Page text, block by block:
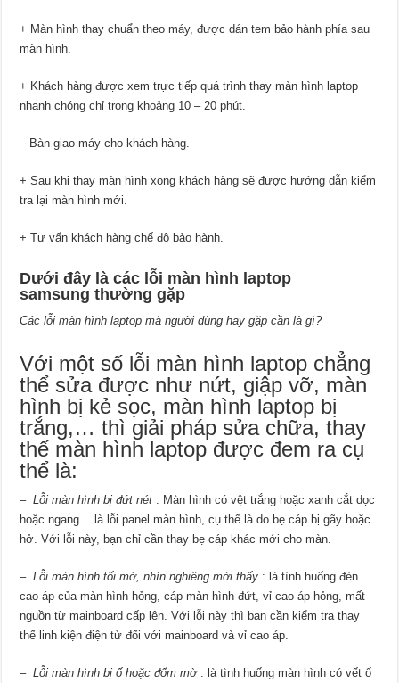
+ Màn hình thay chuẩn theo máy, được dán tem bảo hành phía sau
màn hình.
+ Khách hàng được xem trực tiếp quá trình thay màn hình laptop
nhanh chóng chỉ trong khoảng 10 – 20 phút.
– Bàn giao máy cho khách hàng.
+ Sau khi thay màn hình xong khách hàng sẽ được hướng dẫn kiểm
tra lại màn hình mới.
+ Tư vấn khách hàng chế độ bảo hành.
Dưới đây là các lỗi màn hình laptop
samsung thường gặp
Các lỗi màn hình laptop mà người dùng hay gặp cần là gì?
Với một số lỗi màn hình laptop chẳng
thể sửa được như nứt, giập vỡ, màn
hình bị kẻ sọc, màn hình laptop bị
trắng,… thì giải pháp sửa chữa, thay
thế màn hình laptop được đem ra cụ
thể là:
–Lỗi màn hình bị đứt nét : Màn hình có vệt trắng hoặc xanh cắt dọc
hoặc ngang… là lỗi panel màn hình, cụ thể là do bẹ cáp bị gãy hoặc
hở. Với lỗi này, bạn chỉ cần thay bẹ cáp khác mới cho màn.
–Lỗi màn hình tối mờ, nhìn nghiêng mới thấy : là tình huống đèn
cao áp của màn hình hỏng, cáp màn hình đứt, vỉ cao áp hỏng, mất
nguồn từ mainboard cấp lên. Với lỗi này thì bạn cần kiểm tra thay
thế linh kiện điện tử đối với mainboard và vỉ cao áp.
–Lỗi màn hình bị ố hoặc đốm mờ : là tình huống màn hình có vết ố